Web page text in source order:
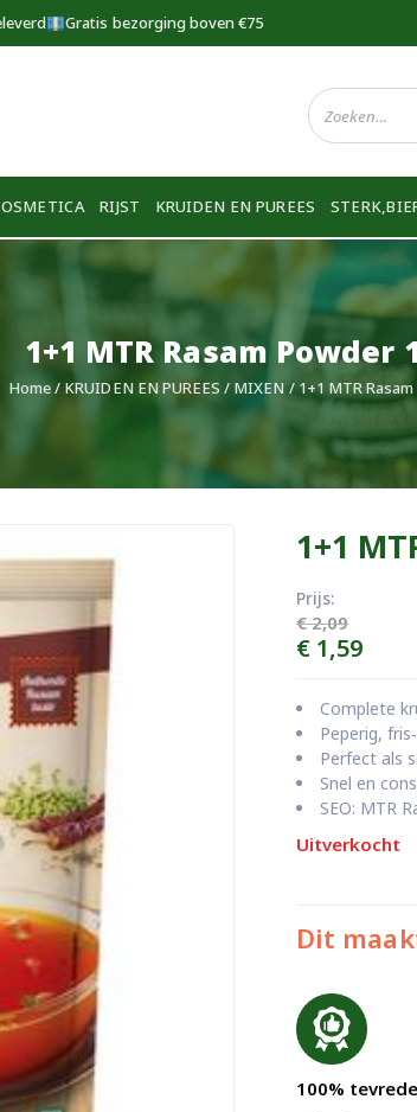
Gratis bezorging boven €75
RIJST KRUIDEN EN PUREES
1+1 MTR Rasam Powder
Home/ KRUIDEN EN PUREES / MIXEN / 1+1 MTR
1+1
Prijs:
€2,09
was:
€ 2,09.
€1,59
is:
€
Complete
Peperig,
Perfect als
Snel en
SEO: MTR
Uitverkocht
Dit
100%